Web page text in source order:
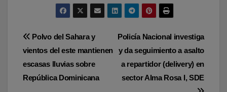
Navegación
de
entradas
Policía Nacional investiga
y da seguimiento a asalto
a repartidor (delivery) en
sector Alma Rosa I, SDE
Polvo del Sahara y
vientos del este mantienen
escasas lluvias sobre
República Dominicana